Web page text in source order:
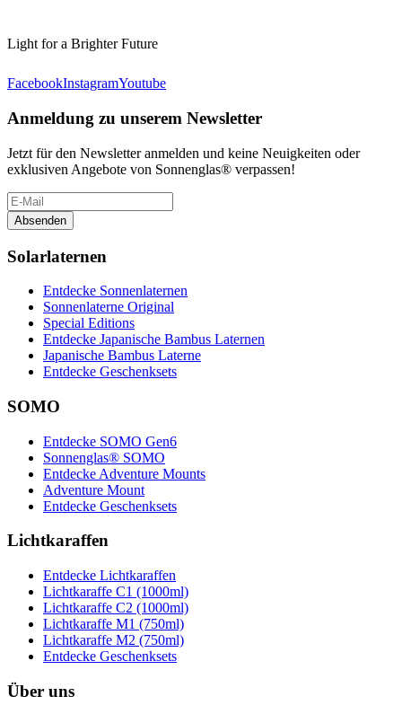
Light for a Brighter Future
FacebookInstagramYoutube
Anmeldung zu unserem Newsletter
Jetzt für den Newsletter anmelden und keine Neuigkeiten oder
exklusiven Angebote von Sonnenglas® verpassen!
Absenden
Solarlaternen
Entdecke Sonnenlaternen
Sonnenlaterne Original
Special Editions
Entdecke Japanische Bambus Laternen
Japanische Bambus Laterne
Entdecke Geschenksets
SOMO
Entdecke SOMO Gen6
Sonnenglas® SOMO
Entdecke Adventure Mounts
Adventure Mount
Entdecke Geschenksets
Lichtkaraffen
Entdecke Lichtkaraffen
Lichtkaraffe C1 (1000ml)
Lichtkaraffe C2 (1000ml)
Lichtkaraffe M1 (750ml)
Lichtkaraffe M2 (750ml)
Entdecke Geschenksets
Über uns